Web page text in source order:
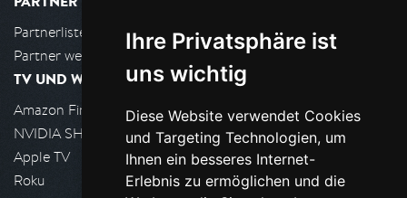
Ihre Privatsphäre ist
uns wichtig
Diese Website verwendet Cookies
und Targeting Technologien, um
Ihnen ein besseres Internet-
Erlebnis zu ermöglichen und die
Partnerliste
Partner werden
TV UND WOHNZIMMER
Amazon FireTV
NVIDIA SHIELD, Google TV
Apple TV
Roku